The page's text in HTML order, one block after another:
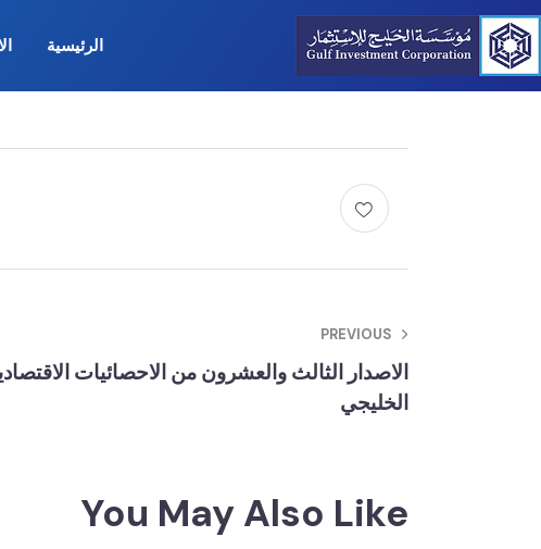
الرئيسية
PREVIOUS
الاصدار الثالث والعشرون من الاحصائيات
الخليجي
You May Also Like